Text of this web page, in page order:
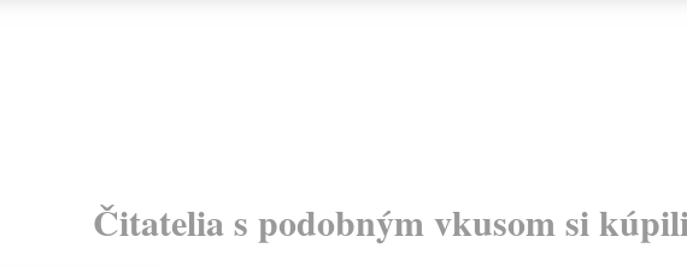
Čitatelia s podobným vkusom si